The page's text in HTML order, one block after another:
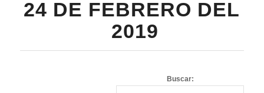
24 DE FEBRERO DEL
2019
Buscar: